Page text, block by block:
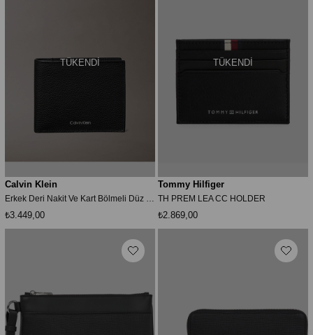
TÜKENDI
Calvin Klein
₺3.449,00
TÜKENDI
Tommy Hilfiger
TH PREM LEA CC HOLDER
₺2.869,00